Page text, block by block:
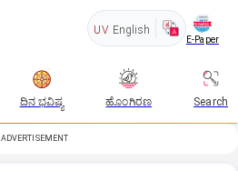
UV English
E-Paper
ದಿನ ಭವಿಷ್ಯ ಹೊಂಗಿರಣ Search
ADVERTISEMENT